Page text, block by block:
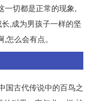
一切都是正常的现象,
,成为男孩子一样的坚
么会有点。
国古代传说中的百鸟之